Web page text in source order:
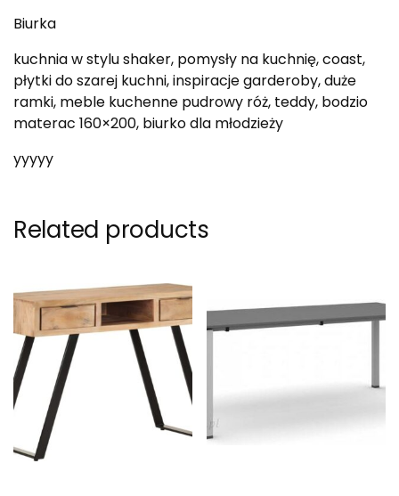
Biurka
kuchnia w stylu shaker, pomysły na kuchnię, coast,
płytki do szarej kuchni, inspiracje garderoby, duże
ramki, meble kuchenne pudrowy róż, teddy, bodzio
materac 160×200, biurko dla młodzieży
yyyyy
Related products